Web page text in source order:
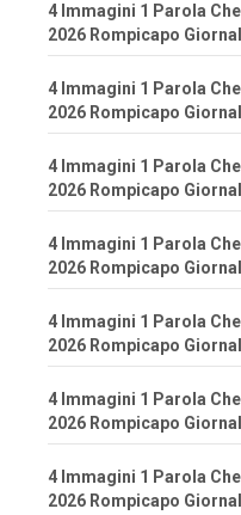
4 Immagini 1 Parola
2026 Rompicapo
4 Immagini 1 Parola
2026 Rompicapo
4 Immagini 1 Parola
2026 Rompicapo
4 Immagini 1 Parola
2026 Rompicapo
4 Immagini 1 Parola
2026 Rompicapo
4 Immagini 1 Parola
2026 Rompicapo
4 Immagini 1 Parola
2026 Rompicapo